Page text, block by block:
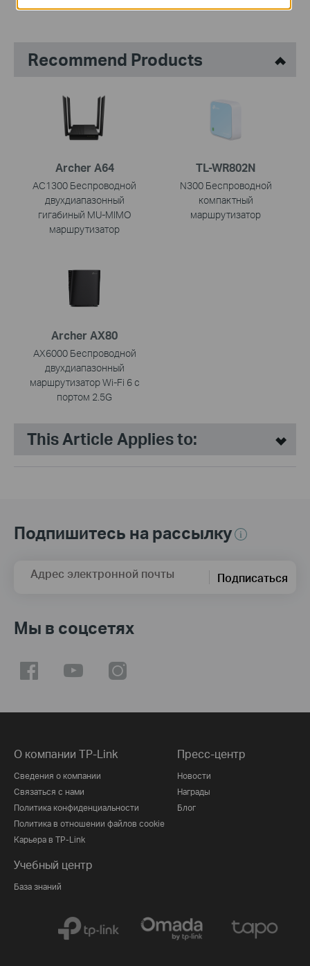
Recommend Products
Archer A64
AC1300 Беспроводной
двухдиапазонный
гигабиный MU-MIMO
маршрутизатор
TL-WR802N
N300 Беспроводной
компактный
маршрутизатор
Archer AX80
AX6000 Беспроводной
двухдиапазонный
маршрутизатор Wi-Fi 6 с
портом 2.5G
This Article Applies to:
Подпишитесь на рассылку
Адрес электронной почты Подписаться
Мы в соцсетях
О компании TP-Link
Сведения о компании
Связаться с нами
Политика конфиденциальности
Политика в отношении файлов cookie
Карьера в TP-Link
Пресс-центр
Новости
Награды
Блог
Учебный центр
База знаний